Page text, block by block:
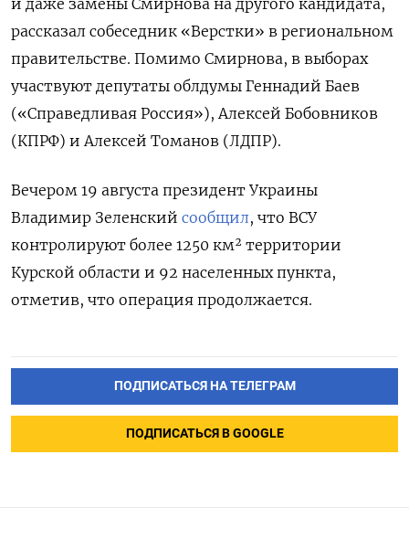
и даже замены Смирнова на другого кандидата,
рассказал собеседник «Верстки» в региональном
правительстве. Помимо Смирнова, в выборах
участвуют депутаты облдумы Геннадий Баев
(«Справедливая Россия»), Алексей Бобовников
(КПРФ) и Алексей Томанов (ЛДПР).
Вечером 19 августа президент Украины
Владимир Зеленский сообщил, что ВСУ
контролируют более 1250 км² территории
Курской области и 92 населенных пункта,
отметив, что операция продолжается.
ПОДПИСАТЬСЯ НА ТЕЛЕГРАМ
ПОДПИСАТЬСЯ В GOOGLE